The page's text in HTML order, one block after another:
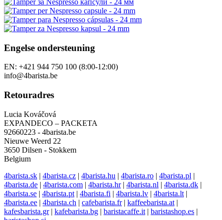
Engelse ondersteuning
EN: +421 944 750 100 (8:00-12:00)
info@4barista.be
Retouradres
Lucia Kováčová
EXPANDECO – PACKETA
92660223 - 4barista.be
Nieuwe Weerd 22
3650 Dilsen - Stokkem
Belgium
4barista.sk | 4barista.cz | 4barista.hu | 4barista.ro | 4barista.pl |
4barista.de | 4barista.com | 4barista.hr| 4barista.nl | 4barista.dk |
4barista.se | 4barista.pt | 4barista.fi | 4barista.lv | 4barista.lt |
4barista.ee | 4barista.ch | cafebarista.fr| kaffeebarista.at |
kafesbarista.gr| kafebarista.bg | baristacaffe.it | baristashop.es |